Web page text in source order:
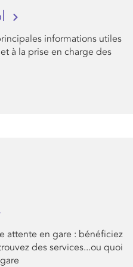
informations utiles
à la prise en charge des
attente en gare : bénéficiez
des services...ou quoi